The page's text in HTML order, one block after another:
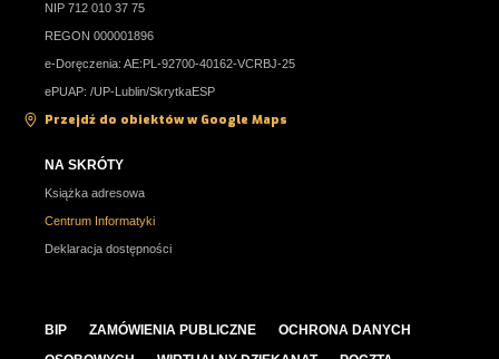
NIP 712 010 37 75
REGON 000001896
e-Doręczenia: AE:PL-92700-40162-VCRBJ-25
ePUAP: /UP-Lublin/SkrytkaESP
Przejdź do obiektów w Google Maps
NA SKRÓTY
Książka adresowa
Centrum Informatyki
Deklaracja dostępności
BIP ZAMÓWIENIA PUBLICZNE
OCHRONA DANYCH